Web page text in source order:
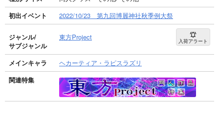
初出イベント
2022/10/23 第九回博麗神社秋季例大祭
ジャンル/
サブジャンル
東方Project 入荷アラート
メインキャラ
ヘカーティア・ラピスラズリ
関連特集